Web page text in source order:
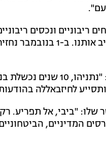
ריבוניים ונכסים
המחטף הלא חוקי הזה
בתגובה כתב לפיד בחשבון
לחיזבאללה
שלו: "ביבי, אל תפריע.
המדיניים,